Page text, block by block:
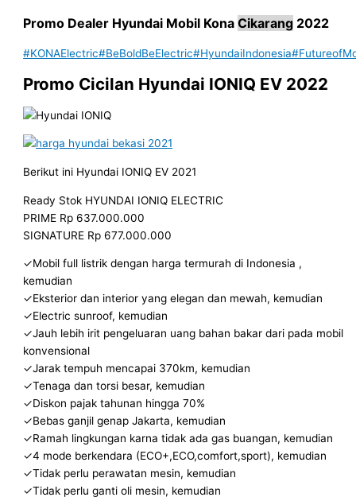
Promo Dealer Hyundai Mobil KonaCikarang 2022
#KONAElectric#BeBoldBeElectric#HyundaiIndonesia
Promo Cicilan Hyundai IONIQ EV 2022
Berikut ini Hyundai IONIQ EV 2021
Ready Stok HYUNDAI IONIQ ELECTRIC
PRIME Rp 637.000.000
SIGNATURE Rp 677.000.000
✓Mobil full listrik dengan harga termurah di Indonesia ,
kemudian
✓Eksterior dan interior yang elegan dan mewah, kemudian
✓Electric sunroof, kemudian
✓Jauh lebih irit pengeluaran uang bahan bakar dari pada mobil
konvensional
✓Jarak tempuh mencapai 370km, kemudian
✓Tenaga dan torsi besar, kemudian
✓Diskon pajak tahunan hingga 70%
✓Bebas ganjil genap Jakarta, kemudian
✓Ramah lingkungan karna tidak ada gas buangan, kemudian
✓4 mode berkendara (ECO+,ECO,comfort,sport), kemudian
✓Tidak perlu perawatan mesin, kemudian
✓Tidak perlu ganti oli mesin, kemudian